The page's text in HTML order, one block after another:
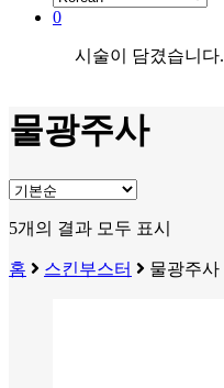
0
시술이 담겼습니다.
물광주사
5개의 결과 모두 표시
홈 스킨부스터 물광주사